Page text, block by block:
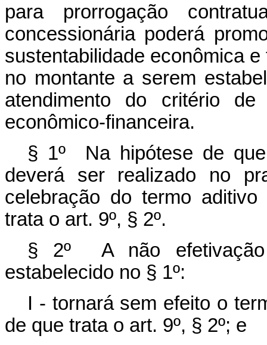
para prorrogação
concessionária poderá
sustentabilidade econômica
no montante a serem
atendimento do critério
econômico-financeira.
§ 1º Na hipótese de
deverá ser realizado no
celebração do termo
trata o art. 9º, § 2º.
§ 2º A não
estabelecido no § 1º:
I - tornará sem efeito o
de que trata o art. 9º, § 2º; e